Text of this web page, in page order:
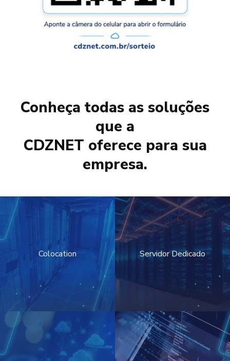
Conheça todas as soluções
que a
CDZNET oferece para sua
empresa.
Colocation Servidor Dedicado